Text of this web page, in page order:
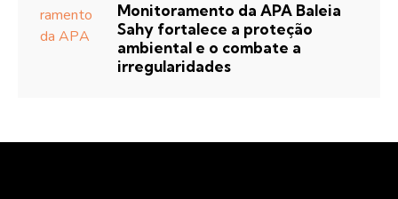
Monitoramento da APA Baleia
Sahy fortalece a proteção
ambiental e o combate a
irregularidades